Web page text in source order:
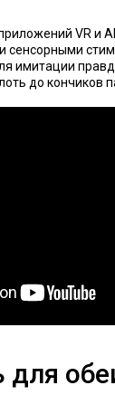
VR и
сенсорными
имитации
до кончиков
для